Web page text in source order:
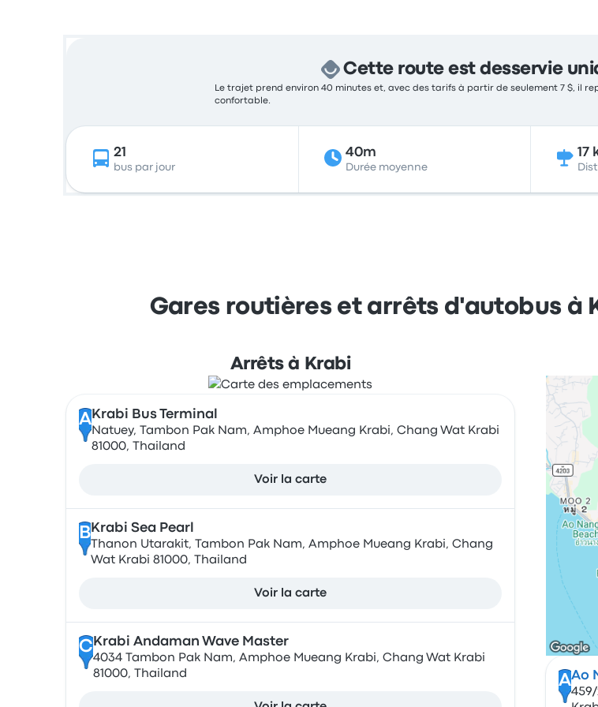
Cette route est desservie
Le trajet prend environ 40 minutes et, avec des tarifs à partir de seulement 7 $, il
confortable.
21
bus par jour
40m
Durée moyenne
17
Gares routières et arrêts d'autobus à
Arrêts à Krabi
A Krabi Bus Terminal
Natuey, Tambon Pak Nam, Amphoe Mueang Krabi, Chang Wat Krabi
81000, Thailand
Voir la carte
B Krabi Sea Pearl
Thanon Utarakit, Tambon Pak Nam, Amphoe Mueang Krabi, Chang
Wat Krabi 81000, Thailand
Voir la carte
CKrabi Andaman Wave Master
4034 Tambon Pak Nam, Amphoe Mueang Krabi, Chang Wat Krabi
81000, Thailand
AAo